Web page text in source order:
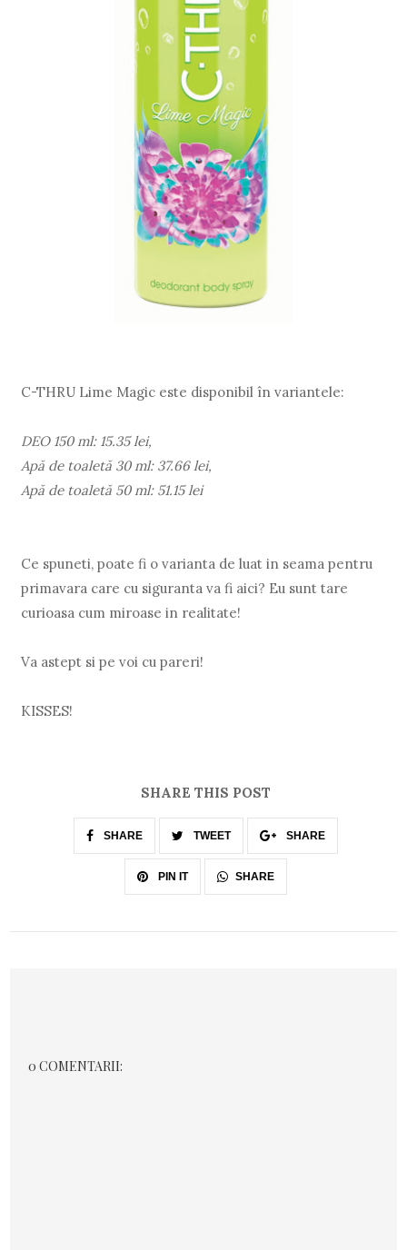
C-THRU Lime Magic este disponibil în variantele:
DEO 150 ml: 15.35 lei,
Apă de toaletă 30 ml: 37.66 lei,
Apă de toaletă 50 ml: 51.15 lei
Ce spuneti, poate fi o varianta de luat in seama pentru
primavara care cu siguranta va fi aici? Eu sunt tare
curioasa cum miroase in realitate!
Va astept si pe voi cu pareri!
KISSES!
SHARE THIS POST
SHARE TWEET SHARE
PIN IT SHARE
0 COMENTARII: